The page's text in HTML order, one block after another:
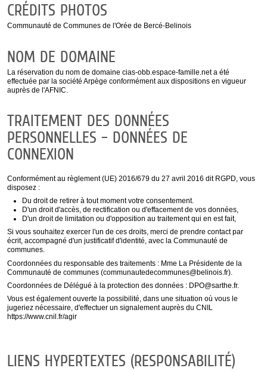
CRÉDITS PHOTOS
Communauté de Communes de l'Orée de Bercé-Belinois
NOM DE DOMAINE
La réservation du nom de domaine cias-obb.espace-famille.net a été
effectuée par la société Arpège conformément aux dispositions en vigueur
auprès de l'AFNIC.
TRAITEMENT DES DONNÉES
PERSONNELLES – DONNÉES DE
CONNEXION
Conformément au règlement (UE) 2016/679 du 27 avril 2016 dit RGPD, vous
disposez :
Du droit de retirer à tout moment votre consentement.
D'un droit d'accès, de rectification ou d'effacement de vos données,
D'un droit de limitation ou d'opposition au traitement qui en est fait,
Si vous souhaitez exercer l'un de ces droits, merci de prendre contact par
écrit, accompagné d'un justificatif d'identité, avec la Communauté de
communes.
Coordonnées du responsable des traitements : Mme La Présidente de la
Communauté de communes (communautedecommunes@belinois.fr).
Coordonnées de Délégué à la protection des données : DPO@sarthe.fr.
Vous est également ouverte la possibilité, dans une situation où vous le
jugeriez nécessaire, d'effectuer un signalement auprès du CNIL
https://www.cnil.fr/agir
LIENS HYPERTEXTES (RESPONSABILITÉ)